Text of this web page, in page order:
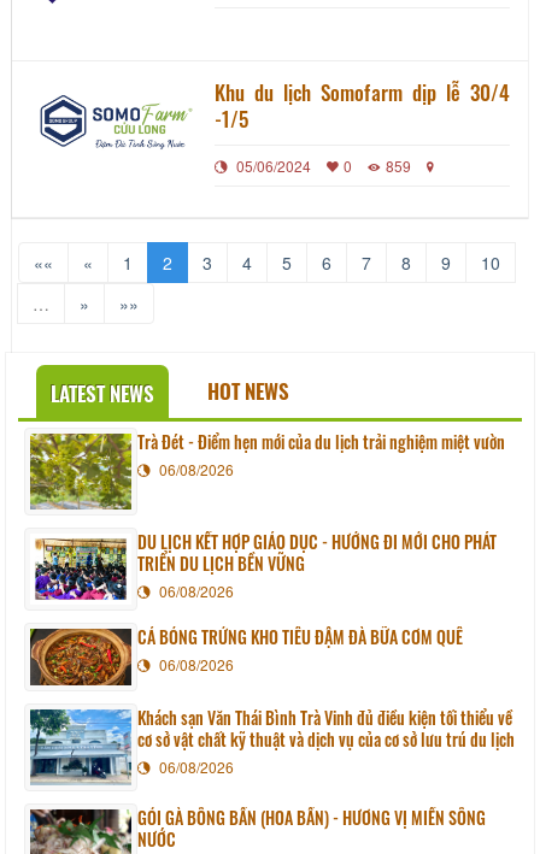
Khu du lịch Somofarm dịp lễ 30/4
-1/5
05/06/2024 0 859
«« « 1 2 3 4 5 6 7 8 9
10
…
» »»
LATEST NEWS HOT NEWS
Trà Đét - Điểm hẹn mới của du lịch trải nghiệm miệt vườn
06/08/2026
DU LỊCH KẾT HỢP GIÁO DỤC - HƯỚNG ĐI MỚI CHO PHÁT
TRIỂN DU LỊCH BỀN VỮNG
06/08/2026
CÁ BÓNG TRỨNG KHO TIÊU ĐẬM ĐÀ BỮA CƠM QUÊ
06/08/2026
Khách sạn Văn Thái Bình Trà Vinh đủ điều kiện tối thiểu về
cơ sở vật chất kỹ thuật và dịch vụ của cơ sở lưu trú du lịch
06/08/2026
GỎI GÀ BÔNG BẦN (HOA BẦN) - HƯƠNG VỊ MIỀN SÔNG
NƯỚC